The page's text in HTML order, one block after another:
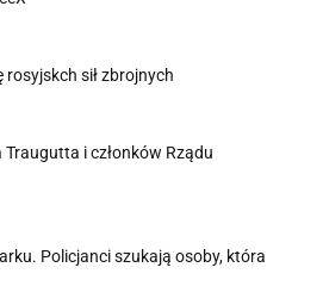
sił zbrojnych
i członków Rządu
Policjanci szukają osoby, która